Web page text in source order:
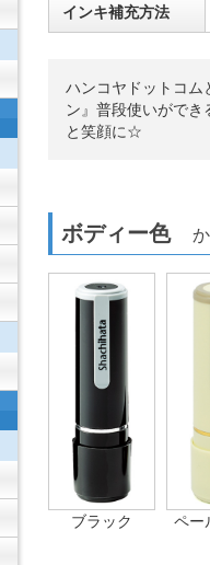
インキ補充方法
ハンコヤドットコム
ン』普段使いがで
と笑顔に☆
ボディー色
ブラック ペー